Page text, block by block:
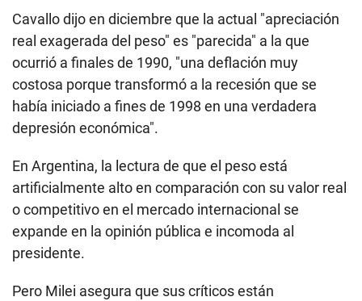
Cavallo dijo en diciembre que la actual "apreciación
real exagerada del peso" es "parecida" a la que
ocurrió a finales de 1990, "una deflación muy
costosa porque transformó a la recesión que se
había iniciado a fines de 1998 en una verdadera
depresión económica".
En Argentina, la lectura de que el peso está
artificialmente alto en comparación con su valor real
o competitivo en el mercado internacional se
expande en la opinión pública e incomoda al
presidente.
Pero Milei asegura que sus críticos están